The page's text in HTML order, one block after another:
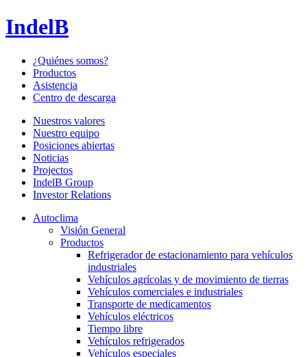
IndelB
¿Quiénes somos?
Productos
Asistencia
Centro de descarga
Nuestros valores
Nuestro equipo
Posiciones abiertas
Noticias
Projectos
IndelB Group
Investor Relations
Autoclima
Visión General
Productos
Refrigerador de estacionamiento para vehículos
industriales
Vehículos agrícolas y de movimiento de tierras
Vehículos comerciales e industriales
Transporte de medicamentos
Vehículos eléctricos
Tiempo libre
Vehículos refrigerados
Vehículos especiales